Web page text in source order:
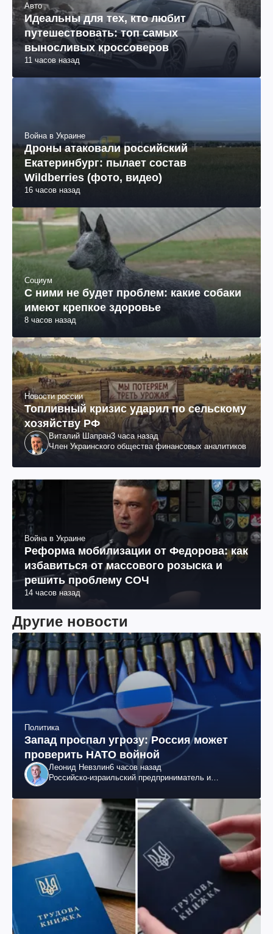
Авто
Идеальны для тех, кто любит
путешествовать: топ самых
выносливых кроссоверов
11 часов назад
Война в Украине
Дроны атаковали российский
Екатеринбург: пылает состав
Wildberries (фото, видео)
16 часов назад
Социум
С ними не будет проблем: какие собаки
имеют крепкое здоровье
8 часов назад
Новости россии
Топливный кризис ударил по сельскому
хозяйству РФ
Виталий Шапран3 часа назад
Член Украинского общества финансовых аналитиков
Война в Украине
Реформа мобилизации от Федорова: как
избавиться от массового розыска и
решить проблему СОЧ
14 часов назад
Другие новости
Политика
Запад проспал угрозу: Россия может
проверить НАТО войной
Леонид Невзлин6 часов назад
Российско-израильский предприниматель и
"ЮКОСа"